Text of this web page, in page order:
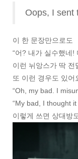
Oops, I sent
이 한 문장만으로도
“어? 내가 실수했네!
이런 뉘앙스가 딱 전
또 이런 경우도 있어
“Oh, my bad. I
“My bad, I thought it
이렇게 쓰면 상대방